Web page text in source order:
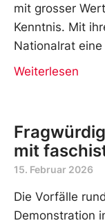
mit grosser
Kenntnis. Mit
Nationalrat
Weiterlesen
mit
15. Februar 2026
Die Vorfälle
Demonstration